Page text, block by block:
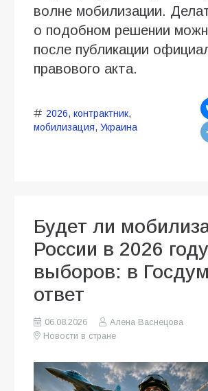
волне мобилизации.
о подобном решении
после публикации
правового акта.
2026, контрактник,
мобилизация, Украина
Будет ли
России в 2026
выборов: в
ответ
06.08.2026
Алена Васнецова
Новости в стране